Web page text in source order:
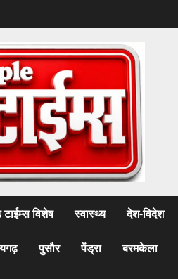
टाईम्स विशेष स्वास्थ्य देश-विदेश
पुसौर पेंड्रा बरमकेला